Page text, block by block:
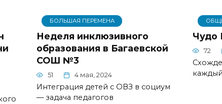
БОЛЬШАЯ ПЕРЕМЕНА
Неделя инклюзивного
образования в Багаевской
СОШ №3
51 4 мая, 2024
Интеграция детей с ОВЗ в социум
— задача педагогов
Чудо
72